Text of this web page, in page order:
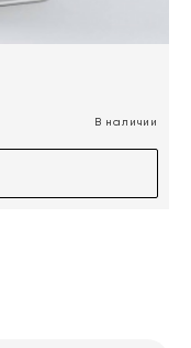
В наличии